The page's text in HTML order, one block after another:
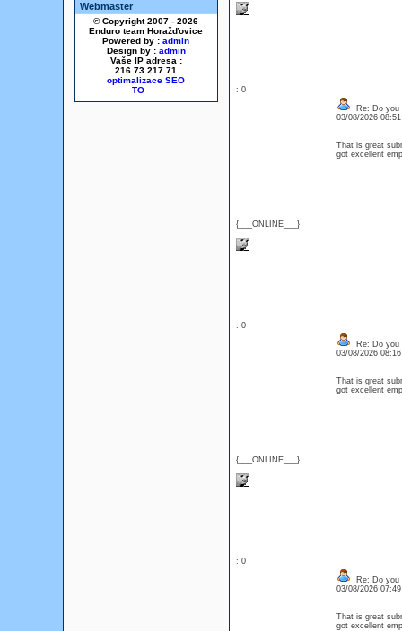
Webmaster
© Copyright 2007 - 2026
Enduro team Horažďovice
Powered by : admin
Design by : admin
Vaše IP adresa :
216.73.217.71
optimalizace SEO
: 0
{___ONLINE___}
Re: Do you
03/08/2026
That is great
got excellent
: 0
{___ONLINE___}
Re: Do you
03/08/2026
That is great
got excellent
: 0
Re: Do you
03/08/2026
That is great
got excellent